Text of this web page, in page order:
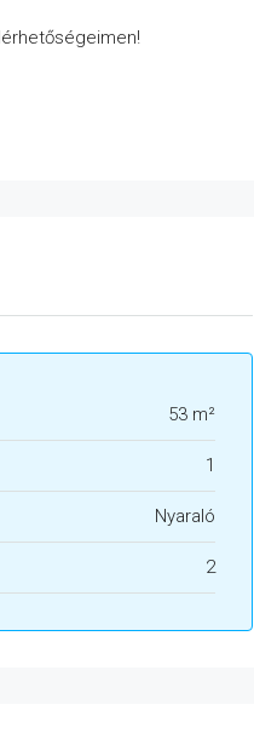
53 m²
1
Nyaraló
2